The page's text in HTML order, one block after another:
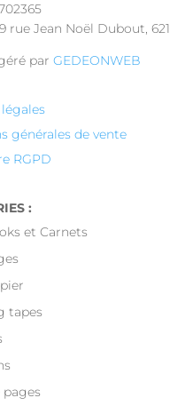
rue Jean Noël Dubout,
par GEDEONWEB
générales de vente
RGPD
:
et Carnets
tapes
pages